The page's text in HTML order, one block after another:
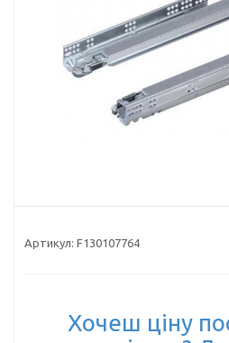
Артикул: F130107764
Хочеш ціну